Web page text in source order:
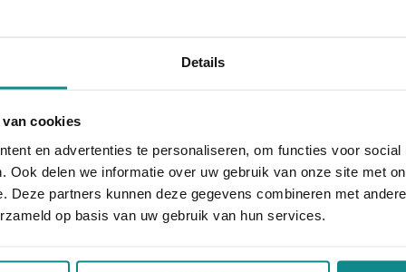
Details
cookies
en advertenties te personaliseren, om functies voor social
Ook delen we informatie over uw gebruik van onze site met
Deze partners kunnen deze gegevens combineren met
op basis van uw gebruik van hun services.
3)
(P-3)
(vrije keuze theorie of praktijk)
kunt je je via de volgende link opgeven voor de
Schoonheidsspecialist(e)!
hebben we bij Wellness Academie een reeks
wens kunt volgen. In de lessen herhalen we de
Je docent geeft je daarbij extra praktische tips voor
aan... onze actie ook! 10% korting verlengd t.e.m. 7
Sluiten